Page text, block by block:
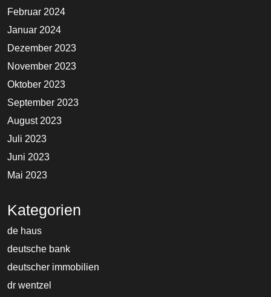
Februar 2024
Januar 2024
Dezember 2023
November 2023
Oktober 2023
September 2023
August 2023
Juli 2023
Juni 2023
Mai 2023
Kategorien
de haus
deutsche bank
deutscher immobilien
dr wentzel